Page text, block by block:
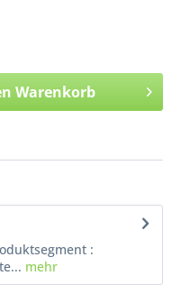
Warenkorb
:
mehr